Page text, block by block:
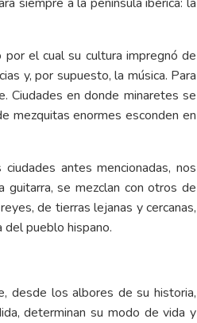
el cual su cultura impregnó de
y, por supuesto, la música. Para
Ciudades en donde minaretes se
mezquitas enormes esconden en
antes mencionadas, nos
guitarra, se mezclan con otros de
de tierras lejanas y cercanas,
pueblo hispano.
desde los albores de su historia,
determinan su modo de vida y